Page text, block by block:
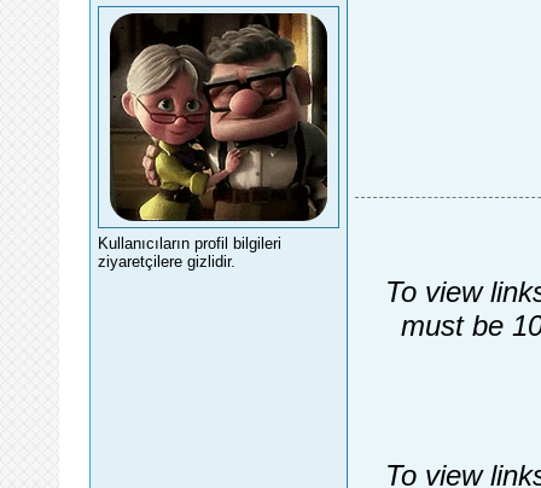
Kullanıcıların profil bilgileri
ziyaretçilere gizlidir.
To view
must be
To view